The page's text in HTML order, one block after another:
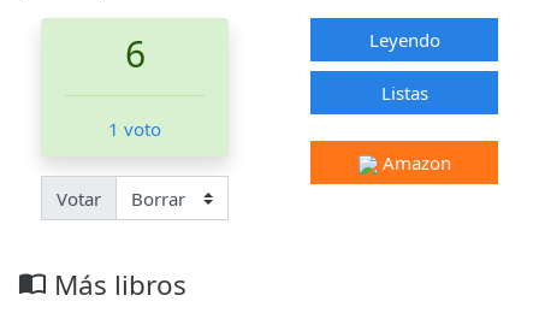
6
1 voto
Votar
Leyendo
Listas
Amazon
import_contacts Más libros